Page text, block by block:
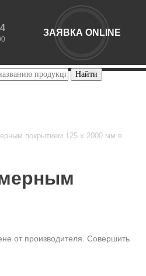
ЗАЯВКА ONLINE
покрытием 125 х 2000 мм в
от производителя. Совершить